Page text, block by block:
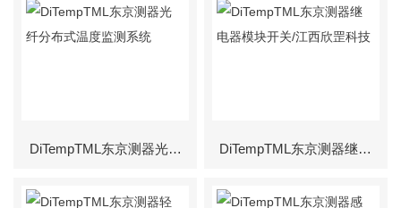
DiTempTML东京测器光纤分布式温度监测系统 DiTempTML东京测器继电器模块开关/江西欣罡科技